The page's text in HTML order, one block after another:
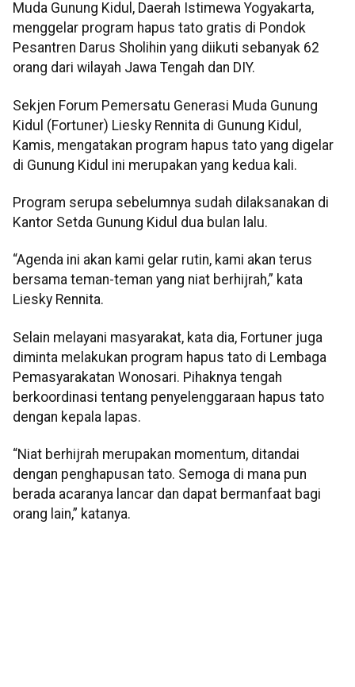
Muda Gunung Kidul, Daerah Istimewa Yogyakarta,
menggelar program hapus tato gratis di Pondok
Pesantren Darus Sholihin yang diikuti sebanyak 62
orang dari wilayah Jawa Tengah dan DIY.
Sekjen Forum Pemersatu Generasi Muda Gunung
Kidul (Fortuner) Liesky Rennita di Gunung Kidul,
Kamis, mengatakan program hapus tato yang digelar
di Gunung Kidul ini merupakan yang kedua kali.
Program serupa sebelumnya sudah dilaksanakan di
Kantor Setda Gunung Kidul dua bulan lalu.
“Agenda ini akan kami gelar rutin, kami akan terus
bersama teman-teman yang niat berhijrah,” kata
Liesky Rennita.
Selain melayani masyarakat, kata dia, Fortuner juga
diminta melakukan program hapus tato di Lembaga
Pemasyarakatan Wonosari. Pihaknya tengah
berkoordinasi tentang penyelenggaraan hapus tato
dengan kepala lapas.
“Niat berhijrah merupakan momentum, ditandai
dengan penghapusan tato. Semoga di mana pun
berada acaranya lancar dan dapat bermanfaat bagi
orang lain,” katanya.